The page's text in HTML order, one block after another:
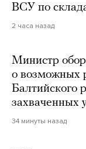
ВСУ по
2 часа назад
Министр
о возможных
Балтийского
захваченных
34 минуты назад